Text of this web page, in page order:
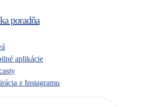
poradňa
aplikácie
z Instagramu